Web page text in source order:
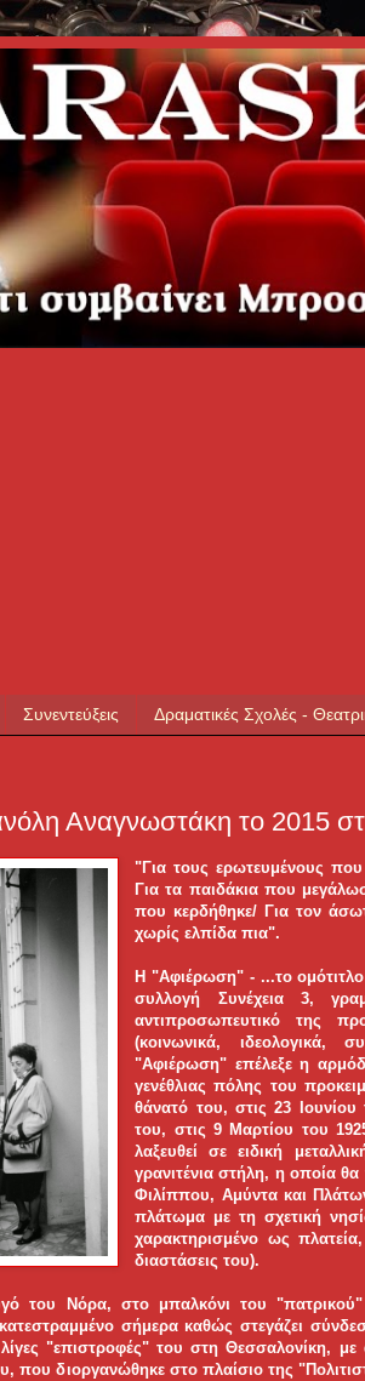
Συνεντεύξεις Δραματικές Σχολές -
Αναγνωστάκη το 2015
"Για τους ερωτευμένους
Για τα παιδάκια που
που κερδήθηκε/ Για τον
χωρίς ελπίδα πια".
Η "Αφιέρωση" - ...το
συλλογή Συνέχεια 3,
αντιπροσωπευτικό της
(κοινωνικά, ιδεολογικά,
"Αφιέρωση" επέλεξε η
γενέθλιας πόλης του
θάνατό του, στις 23
του, στις 9 Μαρτίου του
λαξευθεί σε ειδική
γρανιτένια στήλη, η οποία
Φιλίππου, Αμύντα και
πλάτωμα με τη σχετική
χαρακτηρισμένο ως
διαστάσεις του).
του Νόρα, στο μπαλκόνι του "πατρικού"
σήμερα καθώς στεγάζει
"επιστροφές" του στη Θεσσαλονίκη,
που διοργανώθηκε στο πλαίσιο της